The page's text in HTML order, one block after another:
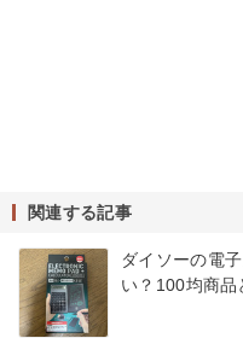
関連する記事
ダイソーの電
い？100均商品